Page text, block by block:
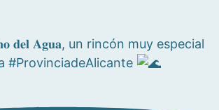
𝐝𝐞𝐥 𝐀𝐠𝐮𝐚, un rincón muy especial
#ProvinciadeAlicante